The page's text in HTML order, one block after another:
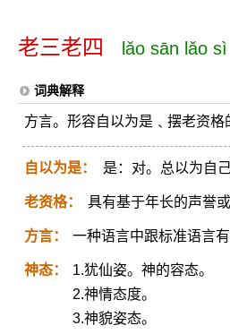
老三老四 lǎo sān lǎo sì
词典解释
方言。形容自以为是﹑摆老资格
自以为是： 是：对。总以为自
老资格： 具有基于年长的声誉或
方言： 一种语言中跟标准语言
神态：
1.犹仙姿。神的容态。
2.神情态度。
3.神貌姿态。